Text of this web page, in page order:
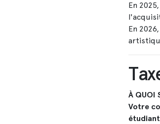
En
En
À QUOI
Votre